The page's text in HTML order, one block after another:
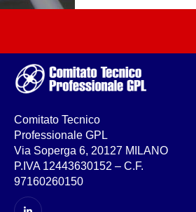
Comitato Tecnico
Professionale GPL
Via Soperga 6, 20127 MILANO
P.IVA 12443630152 – C.F.
97160260150